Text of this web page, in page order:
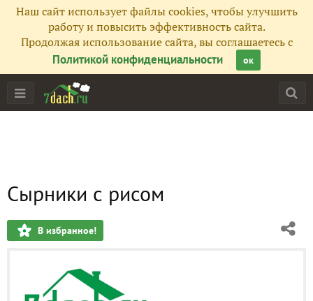
Наш сайт использует файлы cookies, чтобы улучшить
работу и повысить эффективность сайта.
Продолжая использование сайта, вы соглашаетесь с
Политикой конфиденциальности
ок
Сырники с рисом
В избранное!